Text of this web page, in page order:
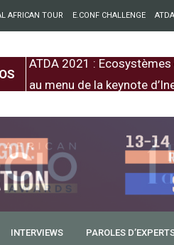
AFRICAN TOUR E.CONF CHALLENGE ATDA
ATDA 2021 :
au menu de la keynote
INTERVIEWS PAROLES